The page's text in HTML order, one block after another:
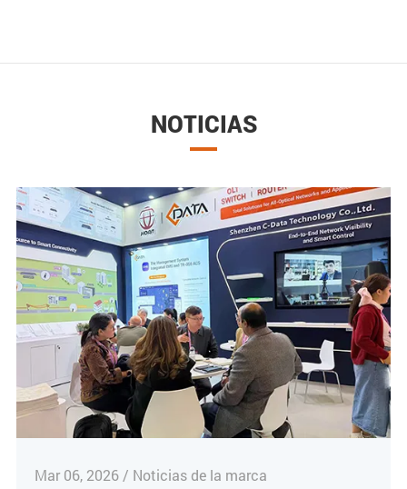
NOTICIAS
Mar 06, 2026 / Noticias de la marca